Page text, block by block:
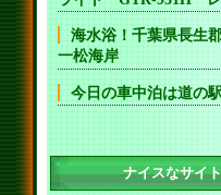
海水浴！千葉県長生
一松海岸
今日の車中泊は道の
ナイスなサイト